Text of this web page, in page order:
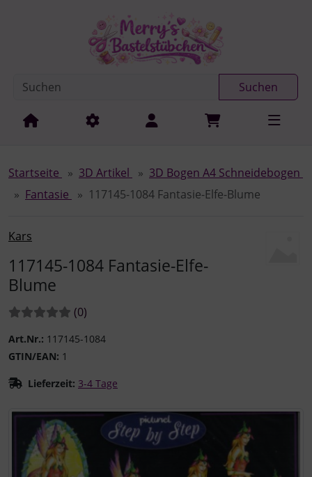
Springe zur Navigation
Suchen
Startseite 3D Artikel
3D Bogen A4 Schneidebogen
Fantasie
117145-1084 Fantasie-Elfe-Blume
Kars
117145-1084 Fantasie-Elfe-
Blume
Bewertungen:
(0Bewertungen
)
Art.Nr.: 117145-1084
GTIN/EAN: 1
Lieferzeit: 3-4 Tage
Wenn mehr als ein Produktbild existiert, können Sie die